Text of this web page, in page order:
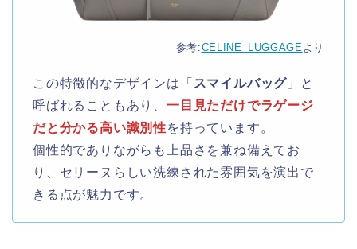
参考:CELINE_LUGGAGE より
この特徴的なデザインは「 スマイルバッグ 」と
呼ばれることもあり、 一目見ただけでラゲージ
だと分かる高い識別性を持っています。
個性的でありながらも上品さを兼ね備えてお
り、セリーヌらしい洗練された雰囲気を演出で
きる点が魅力です。